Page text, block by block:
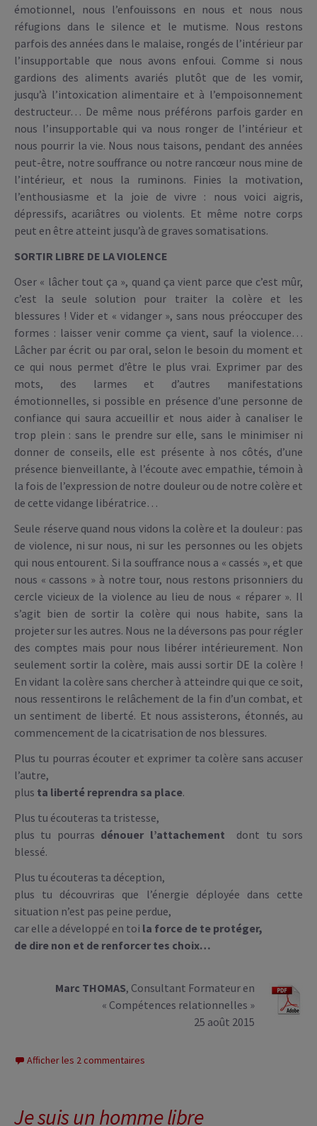
émotionnel, nous l’enfouissons en nous et nous nous
réfugions dans le silence et le mutisme. Nous restons
parfois des années dans le malaise, rongés de l’intérieur par
l’insupportable que nous avons enfoui. Comme si nous
gardions des aliments avariés plutôt que de les vomir,
jusqu’à l’intoxication alimentaire et à l’empoisonnement
destructeur… De même nous préférons parfois garder en
nous l’insupportable qui va nous ronger de l’intérieur et
nous pourrir la vie. Nous nous taisons, pendant des années
peut-être, notre souffrance ou notre rancœur nous mine de
l’intérieur, et nous la ruminons. Finies la motivation,
l’enthousiasme et la joie de vivre : nous voici aigris,
dépressifs, acariâtres ou violents. Et même notre corps
peut en être atteint jusqu’à de graves somatisations.
SORTIR LIBRE DE LA VIOLENCE
Oser « lâcher tout ça », quand ça vient parce que c’est mûr,
c’est la seule solution pour traiter la colère et les
blessures ! Vider et « vidanger », sans nous préoccuper des
formes : laisser venir comme ça vient, sauf la violence…
Lâcher par écrit ou par oral, selon le besoin du moment et
ce qui nous permet d’être le plus vrai. Exprimer par des
mots, des larmes et d’autres manifestations
émotionnelles, si possible en présence d’une personne de
confiance qui saura accueillir et nous aider à canaliser le
trop plein : sans le prendre sur elle, sans le minimiser ni
donner de conseils, elle est présente à nos côtés, d’une
présence bienveillante, à l’écoute avec empathie, témoin à
la fois de l’expression de notre douleur ou de notre colère et
de cette vidange libératrice…
Seule réserve quand nous vidons la colère et la douleur : pas
de violence, ni sur nous, ni sur les personnes ou les objets
qui nous entourent. Si la souffrance nous a « cassés », et que
nous « cassons » à notre tour, nous restons prisonniers du
cercle vicieux de la violence au lieu de nous « réparer ». Il
s’agit bien de sortir la colère qui nous habite, sans la
projeter sur les autres. Nous ne la déversons pas pour régler
des comptes mais pour nous libérer intérieurement. Non
seulement sortir la colère, mais aussi sortir DE la colère !
En vidant la colère sans chercher à atteindre qui que ce soit,
nous ressentirons le relâchement de la fin d’un combat, et
un sentiment de liberté. Et nous assisterons, étonnés, au
commencement de la cicatrisation de nos blessures.
Plus tu pourras écouter et exprimer ta colère sans accuser
l’autre,
plus ta liberté reprendra sa place.
Plus tu écouteras ta tristesse,
plus tu pourras dénouer l’attachement dont tu sors
blessé.
Plus tu écouteras ta déception,
plus tu découvriras que l’énergie déployée dans cette
situation n’est pas peine perdue,
car elle a développé en toi la force de te protéger,
de dire non et de renforcer tes choix…
Marc THOMAS, Consultant Formateur en
« Compétences relationnelles »
25 août 2015
Afficher les 2 commentaires
Je suis un homme libre